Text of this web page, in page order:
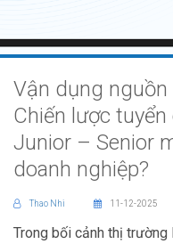
Vận dụng nguồn
Chiến lược
Junior – Senior
doanh nghiệp?
Thao Nhi 11-12-2025
Trong bối cảnh thị trường